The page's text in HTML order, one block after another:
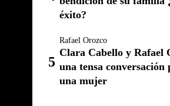
éxito?
Rafael Orozco
Clara Cabello y Rafael
una tensa conversación
una mujer